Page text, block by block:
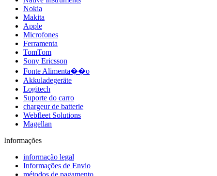
Nokia
Makita
Apple
Microfones
Ferramenta
TomTom
Sony Ericsson
Fonte Alimenta��o
Akkuladegeräte
Logitech
Suporte do carro
chargeur de batterie
Webfleet Solutions
Magellan
Informações
informação legal
Informações de Envio
métodos de pagamento